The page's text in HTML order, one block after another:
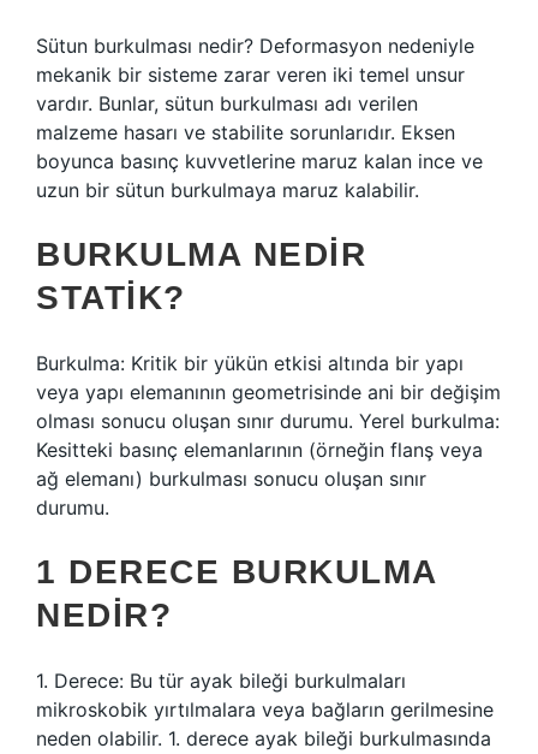
Sütun burkulması nedir? Deformasyon nedeniyle
mekanik bir sisteme zarar veren iki temel unsur
vardır. Bunlar, sütun burkulması adı verilen
malzeme hasarı ve stabilite sorunlarıdır. Eksen
boyunca basınç kuvvetlerine maruz kalan ince ve
uzun bir sütun burkulmaya maruz kalabilir.
BURKULMA NEDIR
STATIK?
Burkulma: Kritik bir yükün etkisi altında bir yapı
veya yapı elemanının geometrisinde ani bir değişim
olması sonucu oluşan sınır durumu. Yerel burkulma:
Kesitteki basınç elemanlarının (örneğin flanş veya
ağ elemanı) burkulması sonucu oluşan sınır
durumu.
1 DERECE BURKULMA
NEDIR?
1. Derece: Bu tür ayak bileği burkulmaları
mikroskobik yırtılmalara veya bağların gerilmesine
neden olabilir. 1. derece ayak bileği burkulmasında